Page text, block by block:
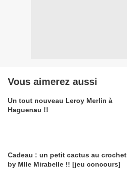
Vous aimerez aussi
Un tout nouveau Leroy Merlin à
Haguenau !!
Cadeau : un petit cactus au crochet
by Mlle Mirabelle !! [jeu concours]